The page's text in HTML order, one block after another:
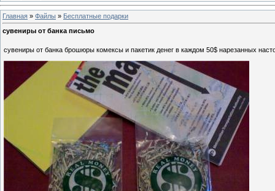
Главная » Файлы » Бесплатные подарки
сувениры от банка письмо
сувениры от банка брошюры комексы и пакетик денег в каждом 50$ нарезанных